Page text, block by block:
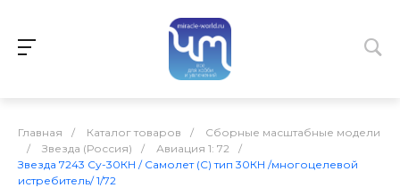
Главная / Каталог товаров /
Сборные масштабные модели
/
Звезда (Россия) / Авиация 1: 72
/
Звезда 7243 Су-30КН / Самолет (С) тип 30КН /многоцелевой
истребитель/ 1/72